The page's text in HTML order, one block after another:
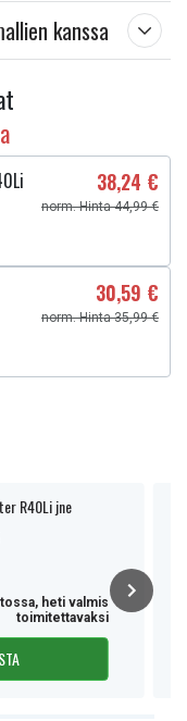
kanssa
38,24 €
norm. Hinta 44,99 €
30,59 €
norm. Hinta 35,99 €
R40Li jne
heti valmis
toimitettavaksi